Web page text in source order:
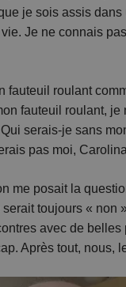
je sois assis
Je ne connais
fauteuil roulant
fauteuil roulant,
serais-je sans
pas moi,
me posait la
toujours « non
avec de
Après tout, nous,